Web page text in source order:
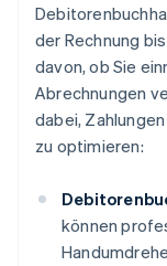
der Rechnung
davon, ob Sie
Abrechnungen
dabei,
zu optimieren:
können